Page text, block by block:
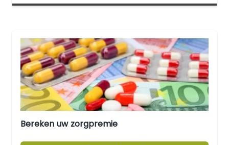
Bereken uw zorgpremie